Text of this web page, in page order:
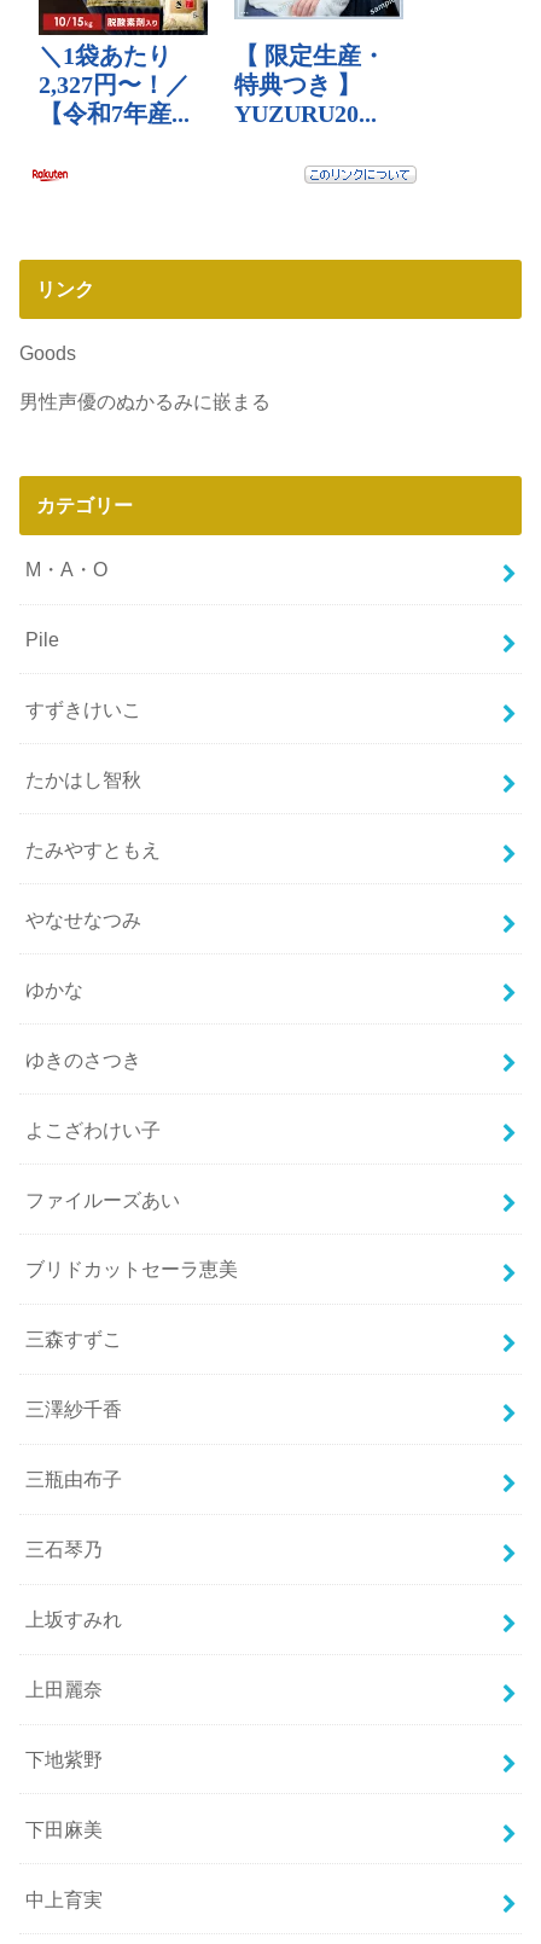
リンク
Goods
男性声優のぬかるみに嵌まる
カテゴリー
M・A・O
Pile
すずきけいこ
たかはし智秋
たみやすともえ
やなせなつみ
ゆかな
ゆきのさつき
よこざわけい子
ファイルーズあい
ブリドカットセーラ恵美
三森すずこ
三澤紗千香
三瓶由布子
三石琴乃
上坂すみれ
上田麗奈
下地紫野
下田麻美
中上育実